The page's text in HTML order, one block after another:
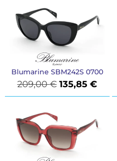
Blumarine SBM242S 0700
209,00€ 135,85 €